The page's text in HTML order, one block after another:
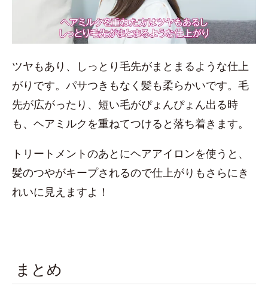
ツヤもあり、しっとり毛先がまとまるような仕上
がりです。パサつきもなく髪も柔らかいです。毛
先が広がったり、短い毛がぴょんぴょん出る時
も、ヘアミルクを重ねてつけると落ち着きます。
トリートメントのあとにヘアアイロンを使うと、
髪のつやがキープされるので仕上がりもさらにき
れいに見えますよ！
まとめ